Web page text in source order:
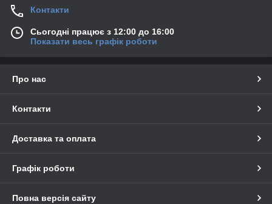
Контакти
Сьогодні працює з 12:00 до 16:00
Показати весь графік роботи
Про нас
Контакти
Доставка та оплата
Графік роботи
Повна версія сайту